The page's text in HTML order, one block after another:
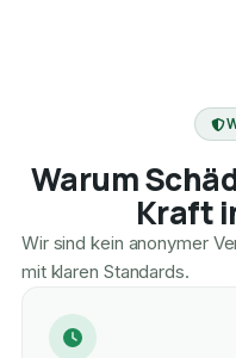
Warum
Kraft
Wir sind kein anonymer
mit klaren Standards.